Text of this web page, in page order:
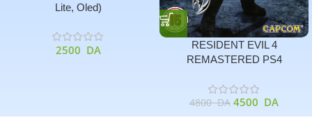
Lite, Oled)
2500 DA
RESIDENT EVIL 4
REMASTERED PS4
4800DA 4500 DA